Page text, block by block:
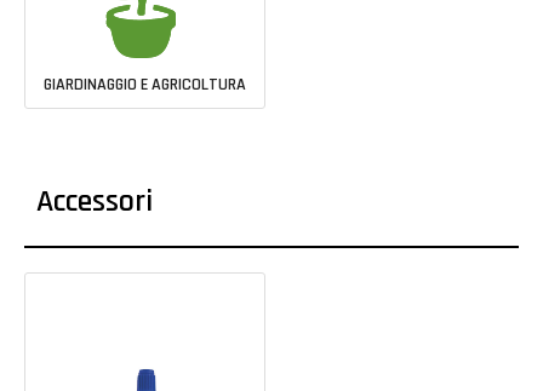
GIARDINAGGIO E AGRICOLTURA
Accessori